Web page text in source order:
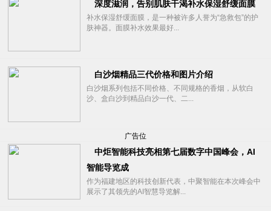
深度滋润，告别肌肤干渴补水保湿舒缓面膜
补水保湿舒缓面膜，是一种被许多人誉为“急救包”的护
肤神器。面膜补水效果最好...
白沙烟精品三代价格和图片介绍
白沙烟系列包括不同价格、不同规格的香烟，从软白
沙、盒白沙到精品白沙一代、二...
广告位
中炬智能科技亮相第七届数字中国峰会，AI
智能导览成
作为福建地区的科技创新代表，中聚智能在本次峰会中
展示了其领先的AI智慧导览解...